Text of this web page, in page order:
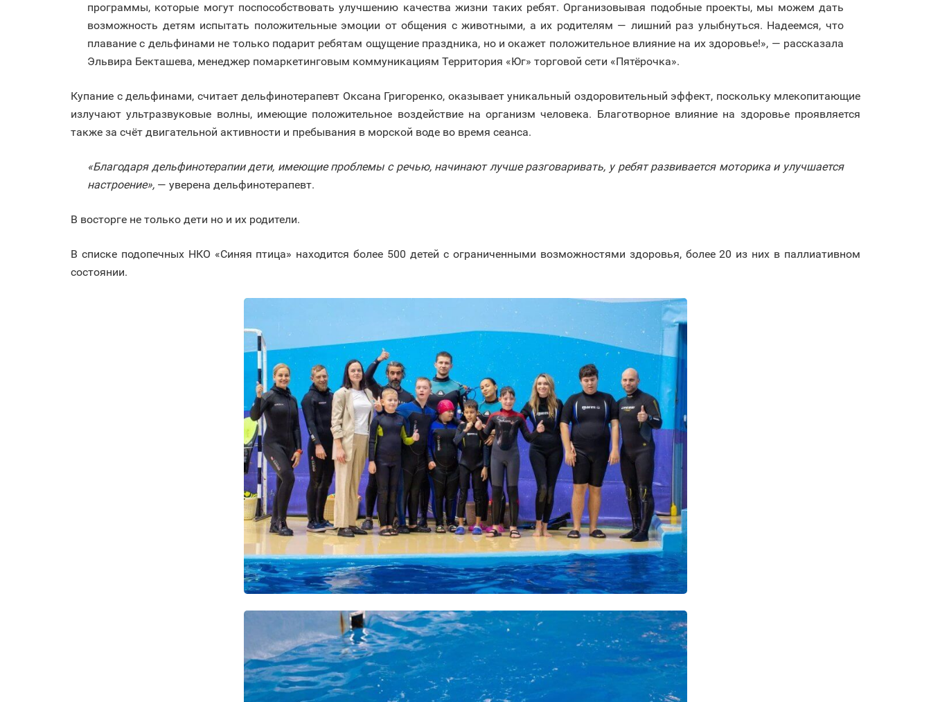
программы, которые могут поспособствовать улучшению качества жизни таких ребят. Организовывая подобные проекты, мы можем дать
возможность детям испытать положительные эмоции от общения с животными, а их родителям — лишний раз улыбнуться. Надеемся, что
плавание с дельфинами не только подарит ребятам ощущение праздника, но и окажет положительное влияние на их здоровье!», — рассказала
Эльвира Бекташева, менеджер помаркетинговым коммуникациям Территория «Юг» торговой сети «Пятёрочка».
Купание с дельфинами, считает дельфинотерапевт Оксана Григоренко, оказывает уникальный оздоровительный эффект, поскольку млекопитающие
излучают ультразвуковые волны, имеющие положительное воздействие на организм человека. Благотворное влияние на здоровье проявляется
также за счёт двигательной активности и пребывания в морской воде во время сеанса.
«Благодаря дельфинотерапии дети, имеющие проблемы с речью, начинают лучше разговаривать, у ребят развивается моторика и улучшается
настроение», — уверена дельфинотерапевт.
В восторге не только дети но и их родители.
В списке подопечных НКО «Синяя птица» находится более 500 детей с ограниченными возможностями здоровья, более 20 из них в паллиативном
состоянии.